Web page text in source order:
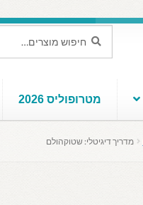
עבור:
מטרופוליס 2026
מדריך דיגיטלי: שטוקהולם